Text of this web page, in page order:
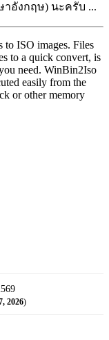
ษาอังกฤษ) นะครับ ...
to ISO images. Files
to a quick convert, is
need. WinBin2Iso
easily from the
or other memory
2026)